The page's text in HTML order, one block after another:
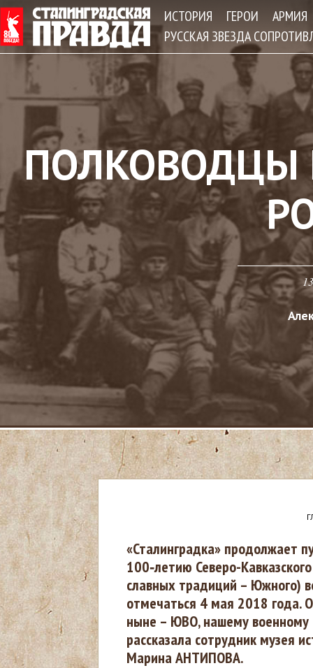
ИСТОРИЯ ГЕРОИ
АРМИЯ
РУССКАЯ ЗВЕЗДА
В
ы
з
д
«Сталинградка» продолжает
100‑летию Северо-
славных традиций – Южного)
отмечаться 4 мая 2018 года.
ныне – ЮВО, нашему
рассказала сотрудник музея
Марина АНТИПОВА.